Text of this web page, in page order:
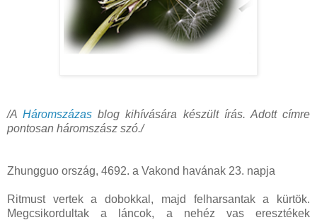
/AHáromszázas blog kihívására készült írás. Adott címre
pontosan háromszász szó./
Zhungguo ország, 4692. a Vakond havának 23. napja
Ritmust vertek a dobokkal, majd felharsantak a kürtök.
Megcsikordultak a láncok, a nehéz vas eresztékek